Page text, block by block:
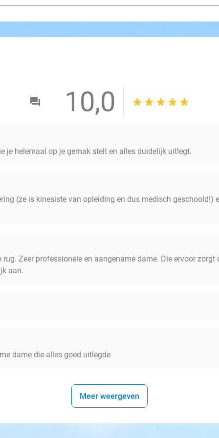
10,0
je helemaal op je gemak stelt en alles duidelijk uitlegt.
(ze is kinesiste van opleiding en dus medisch geschoold!)
Zeer professionele en aangename dame. Die ervoor
aan.
dame die alles goed uitlegde
Meer weergeven